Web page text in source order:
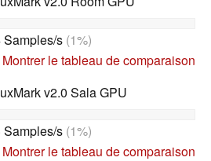
Samples/s(1%)
le tableau de comparaison
v2.0 Sala GPU
Samples/s(1%)
le tableau de comparaison